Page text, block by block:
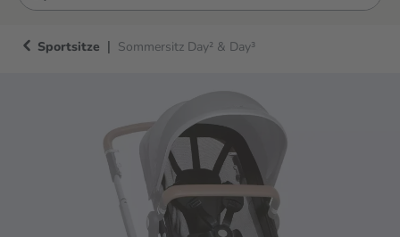
Sportsitze | Sommersitz Day² & Day³